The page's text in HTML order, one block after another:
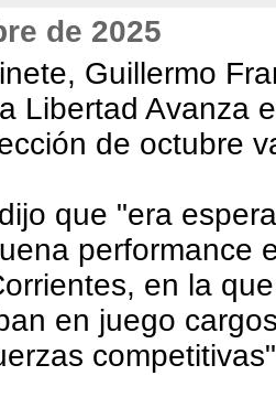
de 2025
Guillermo
Libertad Avanza
de octubre
que "era
performance
en la
en juego